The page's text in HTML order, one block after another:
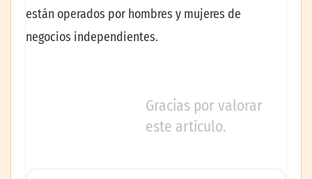
están operados por hombres y mujeres de
negocios independientes.
Gracias por valorar
este artículo.